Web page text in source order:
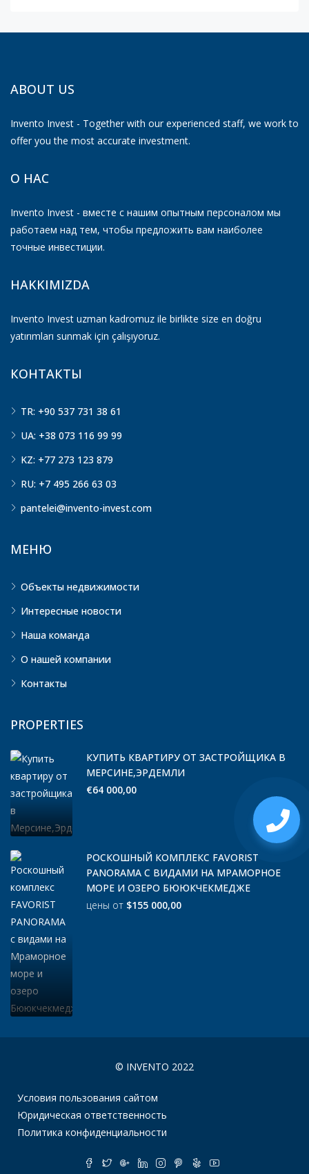
ABOUT US
Invento Invest - Together with our experienced staff, we work to
offer you the most accurate investment.
О НАС
Invento Invest - вместе с нашим опытным персоналом мы
работаем над тем, чтобы предложить вам наиболее
точные инвестиции.
HAKKIMIZDA
Invento Invest uzman kadromuz ile birlikte size en doğru
yatırımları sunmak için çalışıyoruz.
КОНТАКТЫ
TR: +90 537 731 38 61
UA: +38 073 116 99 99
KZ: +77 273 123 879
RU: +7 495 266 63 03
pantelei@invento-invest.com
МЕНЮ
Объекты недвижимости
Интересные новости
Наша команда
О нашей компании
Контакты
PROPERTIES
КУПИТЬ КВАРТИРУ ОТ ЗАСТРОЙЩИКА В
МЕРСИНЕ,ЭРДЕМЛИ
€64 000,00
РОСКОШНЫЙ КОМПЛЕКС FAVORIST
PANORAMA С ВИДАМИ НА МРАМОРНОЕ
МОРЕ И ОЗЕРО БЮЮКЧЕКМЕДЖЕ
цены от $155 000,00
© INVENTO 2022
Условия пользования сайтом
Юридическая ответственность
Политика конфиденциальности